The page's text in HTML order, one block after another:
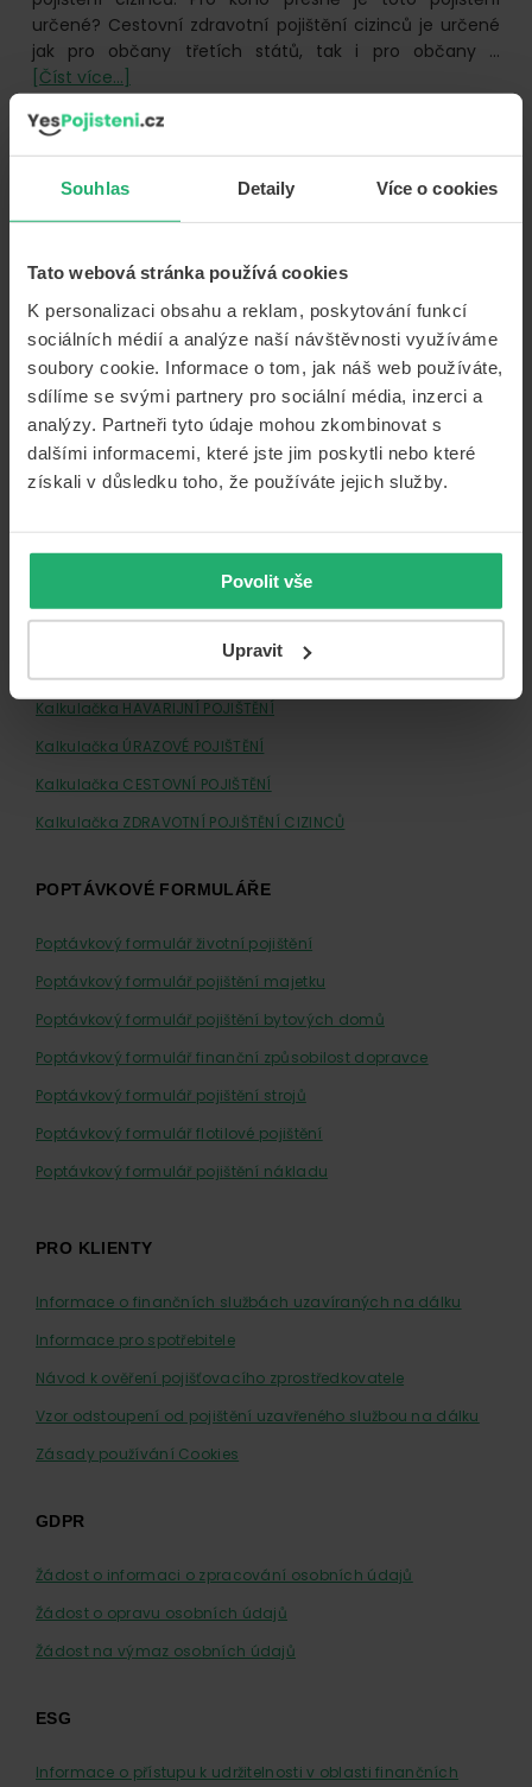
Souhlas Detaily Více o cookies
Tato webová stránka používá cookies
K personalizaci obsahu a reklam, poskytování funkcí
sociálních médií a analýze naší návštěvnosti využíváme
soubory cookie. Informace o tom, jak náš web používáte,
sdílíme se svými partnery pro sociální média, inzerci a
analýzy. Partneři tyto údaje mohou zkombinovat s
dalšími informacemi, které jste jim poskytli nebo které
získali v důsledku toho, že používáte jejich služby.
Povolit vše
Upravit
určené? Cestovní zdravotní pojištění cizinců je určené
jak pro občany třetích států, tak i pro občany …
[Číst více...]
zdravotní
pojištění
pro
Footer
POJIŠTĚNÍ
Cestovní pojištění
Povinné ručení
Havarijní pojištění
Majetek
Životní pojištění
Pojištění cizinců
KALKULAČKY
Kalkulačka HAVARIJNÍ POJIŠTĚNÍ
Kalkulačka ÚRAZOVÉ POJIŠTĚNÍ
Kalkulačka CESTOVNÍ POJIŠTĚNÍ
Kalkulačka ZDRAVOTNÍ POJIŠTĚNÍ CIZINCŮ
POPTÁVKOVÉ FORMULÁŘE
Poptávkový formulář životní pojištění
Poptávkový formulář pojištění majetku
Poptávkový formulář pojištění bytových domů
Poptávkový formulář finanční způsobilost dopravce
Poptávkový formulář pojištění strojů
Poptávkový formulář flotilové pojištění
Poptávkový formulář pojištění nákladu
PRO KLIENTY
Informace o finančních službách uzavíraných na dálku
Informace pro spotřebitele
Návod k ověření pojišťovacího zprostředkovatele
Vzor odstoupení od pojištění uzavřeného službou na dálku
Zásady používání Cookies
GDPR
Žádost o informaci o zpracování osobních údajů
Žádost o opravu osobních údajů
Žádost na výmaz osobních údajů
ESG
Informace o přístupu k udržitelnosti v oblasti finančních